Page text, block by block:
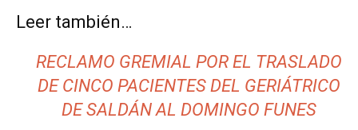
Leer también…
RECLAMO GREMIAL POR EL TRASLADO
DE CINCO PACIENTES DEL GERIÁTRICO
DE SALDÁN AL DOMINGO FUNES